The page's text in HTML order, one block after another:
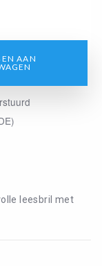
AAN
leesbril met
voor mannen.